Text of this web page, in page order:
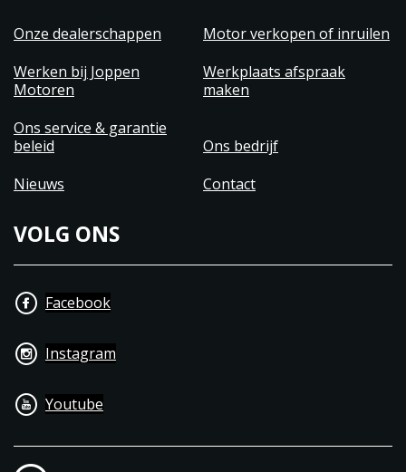
Onze dealerschappen
Motor verkopen of inruilen
Werken bij Joppen
Motoren
Werkplaats afspraak
maken
Ons service & garantie
beleid
Ons bedrijf
Nieuws
Contact
VOLG ONS
Facebook
Instagram
Youtube